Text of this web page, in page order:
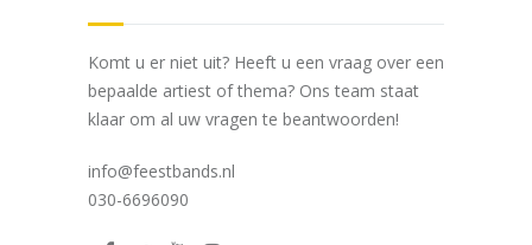
Komt u er niet uit? Heeft u een vraag over een
bepaalde artiest of thema? Ons team staat
klaar om al uw vragen te beantwoorden!
info@feestbands.nl
030-6696090